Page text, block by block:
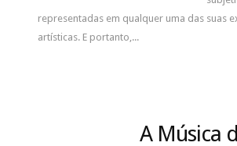
representadas em qualquer uma das suas
artísticas. E portanto,...
A Música